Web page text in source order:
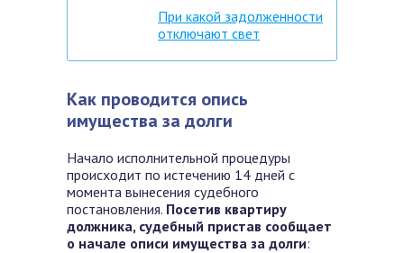
При какой задолженности
отключают свет
Как проводится опись
имущества за долги
Начало исполнительной процедуры
происходит по истечению 14 дней с
момента вынесения судебного
постановления. Посетив квартиру
должника, судебный пристав сообщает
о начале описи имущества за долги: